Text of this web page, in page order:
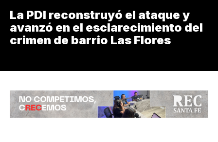
La PDI reconstruyó el ataque y
avanzó en el esclarecimiento del
crimen de barrio Las Flores